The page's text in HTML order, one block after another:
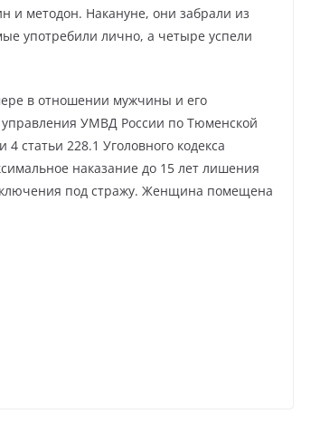
и методон. Накануне, они забрали из
употребили лично, а четыре успели
в отношении мужчины и его
управления УМВД России по Тюменской
статьи 228.1 Уголовного кодекса
наказание до 15 лет лишения
под стражу. Женщина помещена